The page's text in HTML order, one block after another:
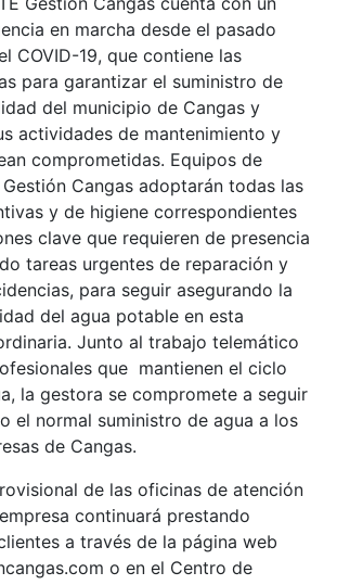
en marcha desde el pasado
COVID-19, que contiene las
para garantizar el suministro de
del municipio de Cangas y
actividades de mantenimiento y
comprometidas. Equipos de
Cangas adoptarán todas las
y de higiene correspondientes
clave que requieren de presencia
tareas urgentes de reparación y
para seguir asegurando la
del agua potable en esta
Junto al trabajo telemático
que mantienen el ciclo
la gestora se compromete a seguir
el normal suministro de agua a los
de Cangas.
de las oficinas de atención
continuará prestando
a través de la página web
o en el Centro de